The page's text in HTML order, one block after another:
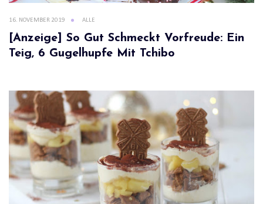
16. NOVEMBER 2019 ALLE
[Anzeige] So Gut Schmeckt Vorfreude: Ein
Teig, 6 Gugelhupfe Mit Tchibo